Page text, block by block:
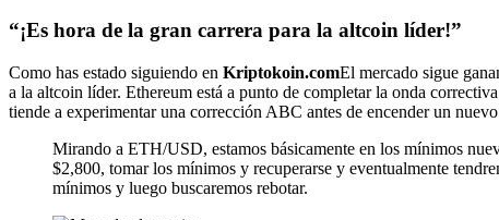
“¡Es hora de la gran carrera para la altcoin líder!”
Como has estado siguiendo en Kriptokoin.comEl mercado sigue
a la altcoin líder. Ethereum está a punto de completar la onda
tiende a experimentar una corrección ABC antes de encender un
Mirando a ETH/USD, estamos básicamente en los mínimos
$2,800, tomar los mínimos y recuperarse y eventualmente
mínimos y luego buscaremos rebotar.